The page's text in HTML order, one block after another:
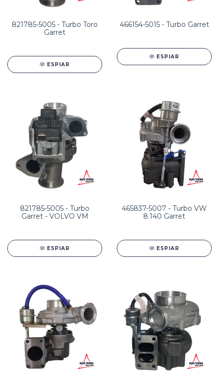
821785-5005 - Turbo Toro
Garret
ESPIAR
466154-5015 - Turbo Garret
ESPIAR
821785-5005 - Turbo
Garret - VOLVO VM
ESPIAR
465837-5007 - Turbo VW
8.140 Garret
ESPIAR